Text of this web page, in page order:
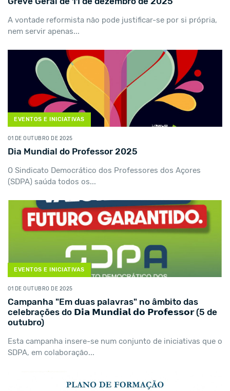
A vontade reformista não pode justificar-se por si própria,
nem servir apenas...
EVENTOS E INICIATIVAS
01 DE OUTUBRO DE 2025
Dia Mundial do Professor 2025
O Sindicato Democrático dos Professores dos Açores
(SDPA) saúda todos os...
EVENTOS E INICIATIVAS
01 DE OUTUBRO DE 2025
Campanha "Em duas palavras" no âmbito das
celebrações do 𝗗𝗶𝗮 𝗠𝘂𝗻𝗱𝗶𝗮𝗹 𝗱𝗼 𝗣𝗿𝗼𝗳𝗲𝘀𝘀𝗼𝗿 (5 de
outubro)
Esta campanha insere-se num conjunto de iniciativas que o
SDPA, em colaboração...